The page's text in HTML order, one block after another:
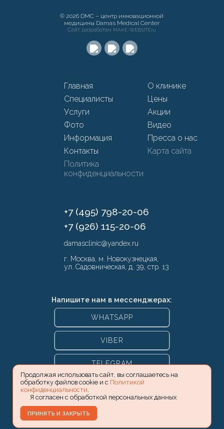
Продолжая использовать сайт, вы соглашаетесь на
обработку файлов cookie и с Политикой
конфиденциальности
Я согласен с обработкой персональных данных
ПРИНЯТЬ И ЗАКРЫТЬ
© 2026 DMC – центр инновационной
медицины Damas Medical Center
Сайт разработан MAKE-WEBSITE.ru
Главная
О клинике
Специалисты
Цены
Услуги
Акции
Фото
Видео
Информация
Пресса о нас
Контакты
Карта сайта
Политика
конфиденциальности
+7 (495) 798-20-06
+7 (926) 115-20-06
damasclinic@yandex.ru
г. Москва, м. Новокузнецкая,
ул. Садовническая, д. 39, стр. 13
Напишите нам в мессенджерах:
WHATSAPP
VIBER
TELEGRAM